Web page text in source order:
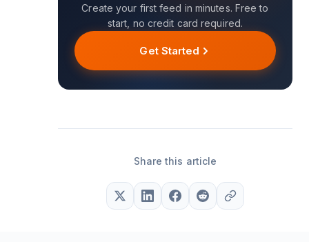
Create your first feed in minutes. Free to
start, no credit card required.
Get Started
Share this article